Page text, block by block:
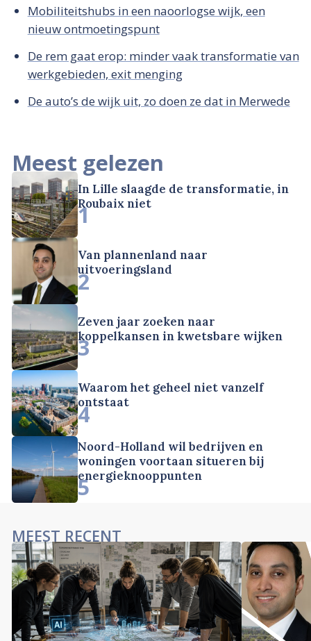
Mobiliteitshubs in een naoorlogse wijk, een
nieuw ontmoetingspunt
De rem gaat erop: minder vaak transformatie van
werkgebieden, exit menging
De auto’s de wijk uit, zo doen ze dat in Merwede
Meest gelezen
In Lille slaagde de transformatie, in
Roubaix niet
1
Van plannenland naar
uitvoeringsland
2
Zeven jaar zoeken naar
koppelkansen in kwetsbare wijken
3
Waarom het geheel niet vanzelf
ontstaat
4
Noord-Holland wil bedrijven en
woningen voortaan situeren bij
energieknooppunten
5
MEEST RECENT